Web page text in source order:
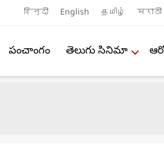
हिन्दी English தமிழ் मराठी
పంచాంగం తెలుగు సినిమా